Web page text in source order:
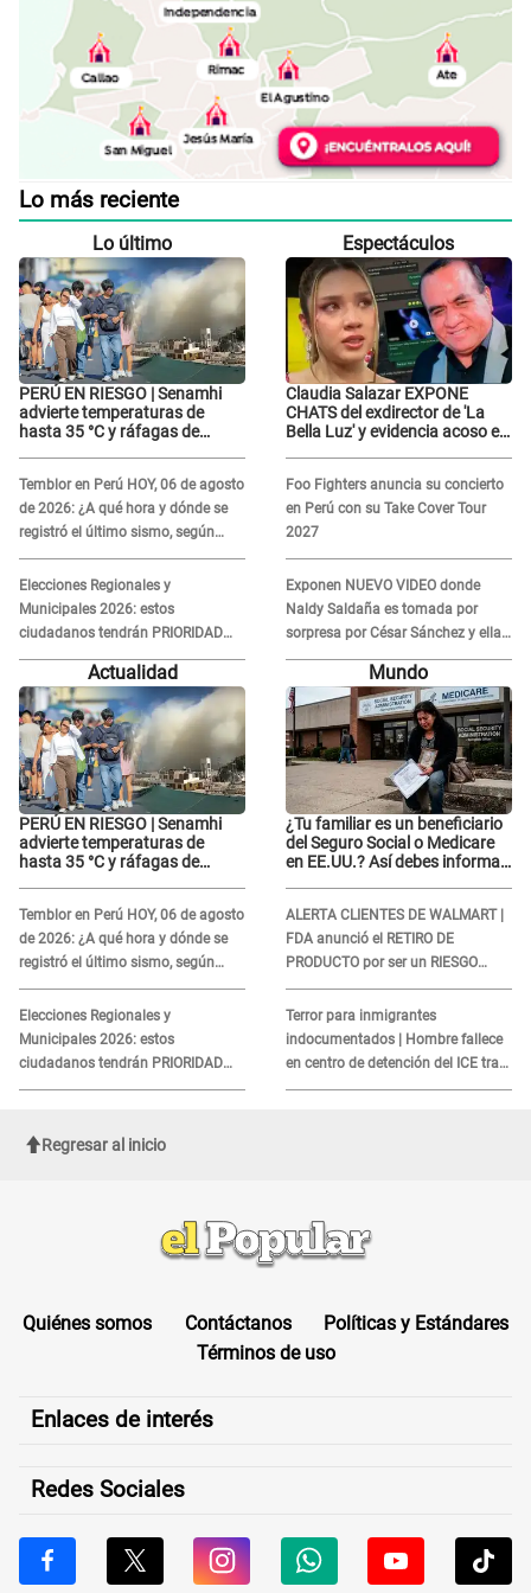
Lo más reciente
Lo último
PERÚ EN RIESGO | Senamhi
advierte temperaturas de
hasta 35 °C y ráfagas de
Temblor en Perú HOY, 06 de agosto
de 2026: ¿A qué hora y dónde se
registró el último sismo, según
IGP?
Elecciones Regionales y
Municipales 2026: estos
ciudadanos tendrán PRIORIDAD
para votar el 4 de octubre
Espectáculos
Claudia Salazar EXPONE
CHATS del exdirector de 'La
Bella Luz' y evidencia acoso e
Foo Fighters anuncia su concierto
en Perú con su Take Cover Tour
2027
Exponen NUEVO VIDEO donde
Naldy Saldaña es tomada por
sorpresa por César Sánchez y ella
evidencia su REACCIÓN: Le agarró
Actualidad
PERÚ EN RIESGO | Senamhi
advierte temperaturas de
hasta 35 °C y ráfagas de
Temblor en Perú HOY, 06 de agosto
de 2026: ¿A qué hora y dónde se
registró el último sismo, según
IGP?
Elecciones Regionales y
Municipales 2026: estos
ciudadanos tendrán PRIORIDAD
para votar el 4 de octubre
Mundo
¿Tu familiar es un beneficiario
del Seguro Social o Medicare
en EE.UU.? Así debes informar
ALERTA CLIENTES DE WALMART |
FDA anunció el RETIRO DE
PRODUCTO por ser un RIESGO
MORTAL para consumidores: ¿Cuál
es?
Terror para inmigrantes
indocumentados | Hombre fallece
en centro de detención del ICE tras
sufrir una "emergencia médica"
Regresar al inicio
Quiénes somos Contáctanos
Políticas y Estándares
Términos de uso
Enlaces de interés
Redes Sociales